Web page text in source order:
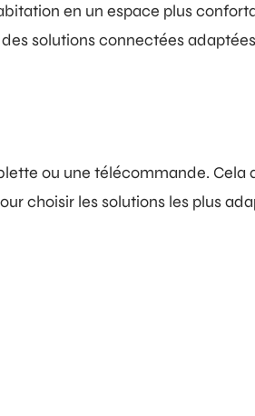
en un espace plus
solutions connectées
ou une télécommande. Cela
choisir les solutions les plus